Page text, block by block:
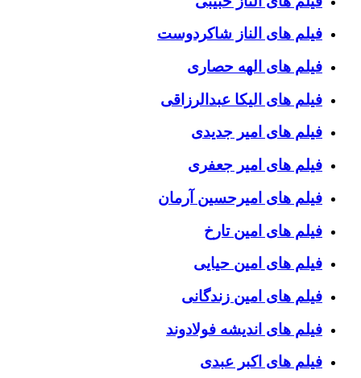
فیلم های الناز شاکردوست
فیلم های الهه حصاری
فیلم های الیکا عبدالرزاقی
فیلم های امیر جدیدی
فیلم های امیر جعفری
فیلم های امیرحسین آرمان
فیلم های امین تارخ
فیلم های امین حیایی
فیلم های امین زندگانی
فیلم های اندیشه فولادوند
فیلم های اکبر عبدی